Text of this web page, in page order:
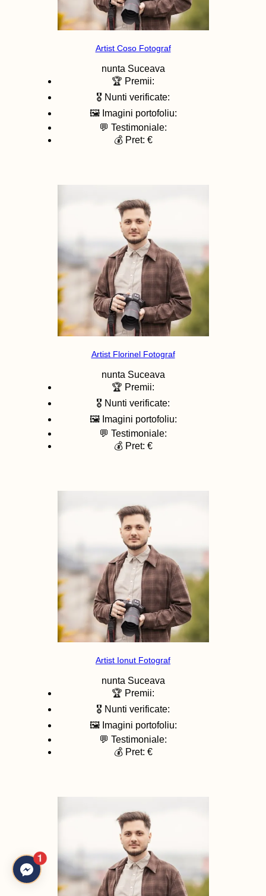
Artist Coso Fotograf
nunta Suceava
🏆 Premii:
🎖️ Nunti verificate:
🖼️ Imagini portofoliu:
💬 Testimoniale:
💰 Pret: €
Artist Florinel Fotograf
nunta Suceava
🏆 Premii:
🎖️ Nunti verificate:
🖼️ Imagini portofoliu:
💬 Testimoniale:
💰 Pret: €
Artist Ionut Fotograf
nunta Suceava
🏆 Premii:
🎖️ Nunti verificate:
🖼️ Imagini portofoliu:
💬 Testimoniale:
💰 Pret: €